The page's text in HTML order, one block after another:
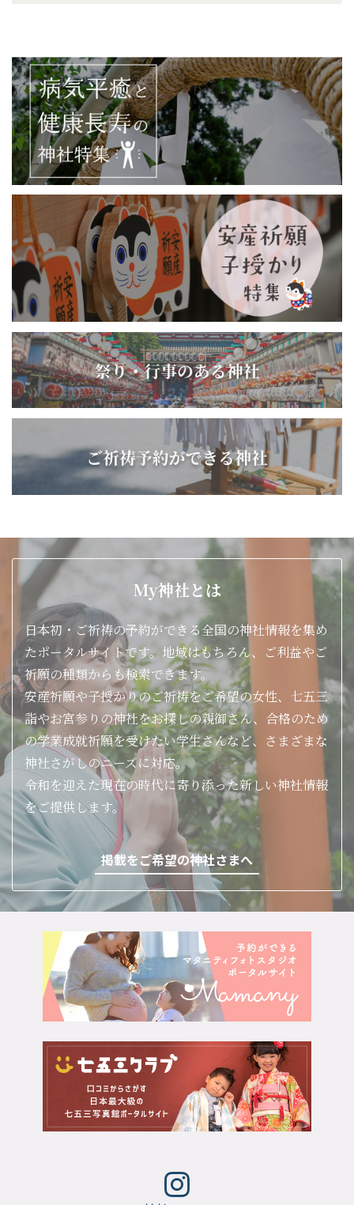
主島津忠義は朝廷に召されて参内し、戦功に対する感謝状と
剣一振りを賜りました。更に、殉死した薩摩藩士を慰霊する
神社を創建せよとの御沙汰書と金五百両を賜り、その年の七
月、鹿児島山之口馬場（現在の天文館地蔵角付近）に鹿児島
縣護國神社の起源となる「靖献霊社（いさたまれいしゃ）」
が創建されました。
明治天皇の直々の仰せによって創建された大変由緒深い神社
です。
御祭神
英霊７万7千6百余柱
江戸時代の末期から、日清・日露戦
争、大東亜戦争に至るまで、尊い命
を祖国の為に捧げられた本県出身の
英霊、また鹿児島県に縁のある警察
官・消防士・自衛隊員の殉職者をお
祀りしています。
ご利益
子授安産 恋愛成就・縁結び 厄払い 健
康長寿 病気平癒 交通安全 心願成就
勝負運 商売繁盛 五穀豊穣 家内安全
学業成就 諸願成就
崇敬会
鹿児島県護國神社崇敬奉賛会
鹿児島県護國神社敬神婦人会「さく
ら会」
※入会を御希望の方は、社務所まで
お問い合わせください。
御朱印
お焚き上げ
やっていない
祈願・お祓い
七五三 厄払い 安産祈願 初宮詣 お宮
参り 結婚式 年祝い・長寿祝い 健康・
病気平癒 車・交通安全 出張祭典（地
鎮祭他）
各種初穂料
（ご祈祷料）
バリアフリー
設備
スロープ
My神社とは
日本初・ご祈祷の予約ができる全国の神社情報を集め
たポータルサイトです。地域はもちろん、ご利益やご
祈願の種類からも検索できます。
安産祈願や子授かりのご祈祷をご希望の女性、七五三
詣やお宮参りの神社をお探しの親御さん、合格のため
の学業成就祈願を受けたい学生さんなど、さまざまな
神社さがしのニーズに対応。
令和を迎えた現在の時代に寄り添った新しい神社情報
をご提供します。
掲載をご希望の神社さまへ